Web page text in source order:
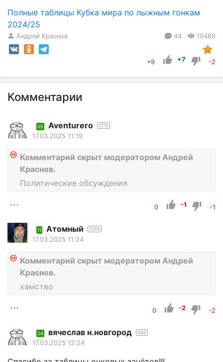
Полные таблицы Кубка мира по лыжным гонкам
2024/25
Андрей Краснов 44 10489
+9 +7 -2
Комментарии
05 Aventurero 1770
17.03.2025 11:19
Комментарий скрыт модератором Андрей
Краснов.
Политические обсуждения
0 -1 -1
11 Атомный 1269
17.03.2025 11:24
Комментарий скрыт модератором Андрей
Краснов.
хамство
0 -2 -2
04 вячеслав н.новгород 466
17.03.2025 12:24